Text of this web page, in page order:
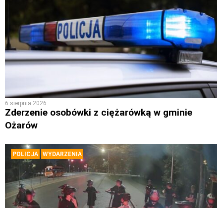
6 sierpnia 2026
Zderzenie osobówki z ciężarówką w gminie
Ożarów
POLICJA WYDARZENIA